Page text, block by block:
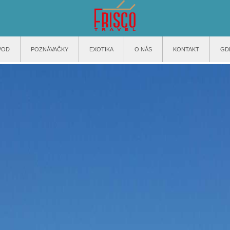
POZNÁVAČKY EXOTIKA O NÁS KONTAKT